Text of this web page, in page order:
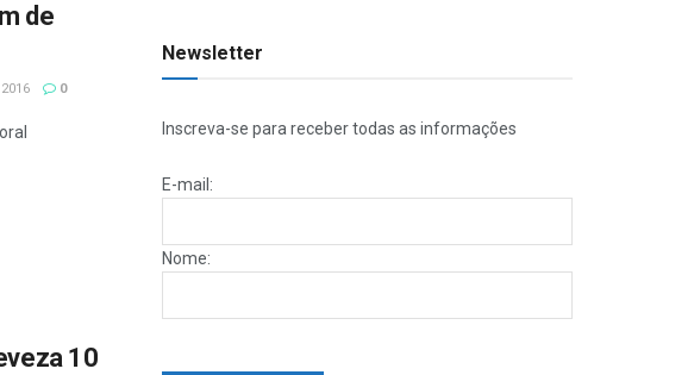
de
0
10
Newsletter
Inscreva-se para receber todas as informações
E-mail:
Nome: